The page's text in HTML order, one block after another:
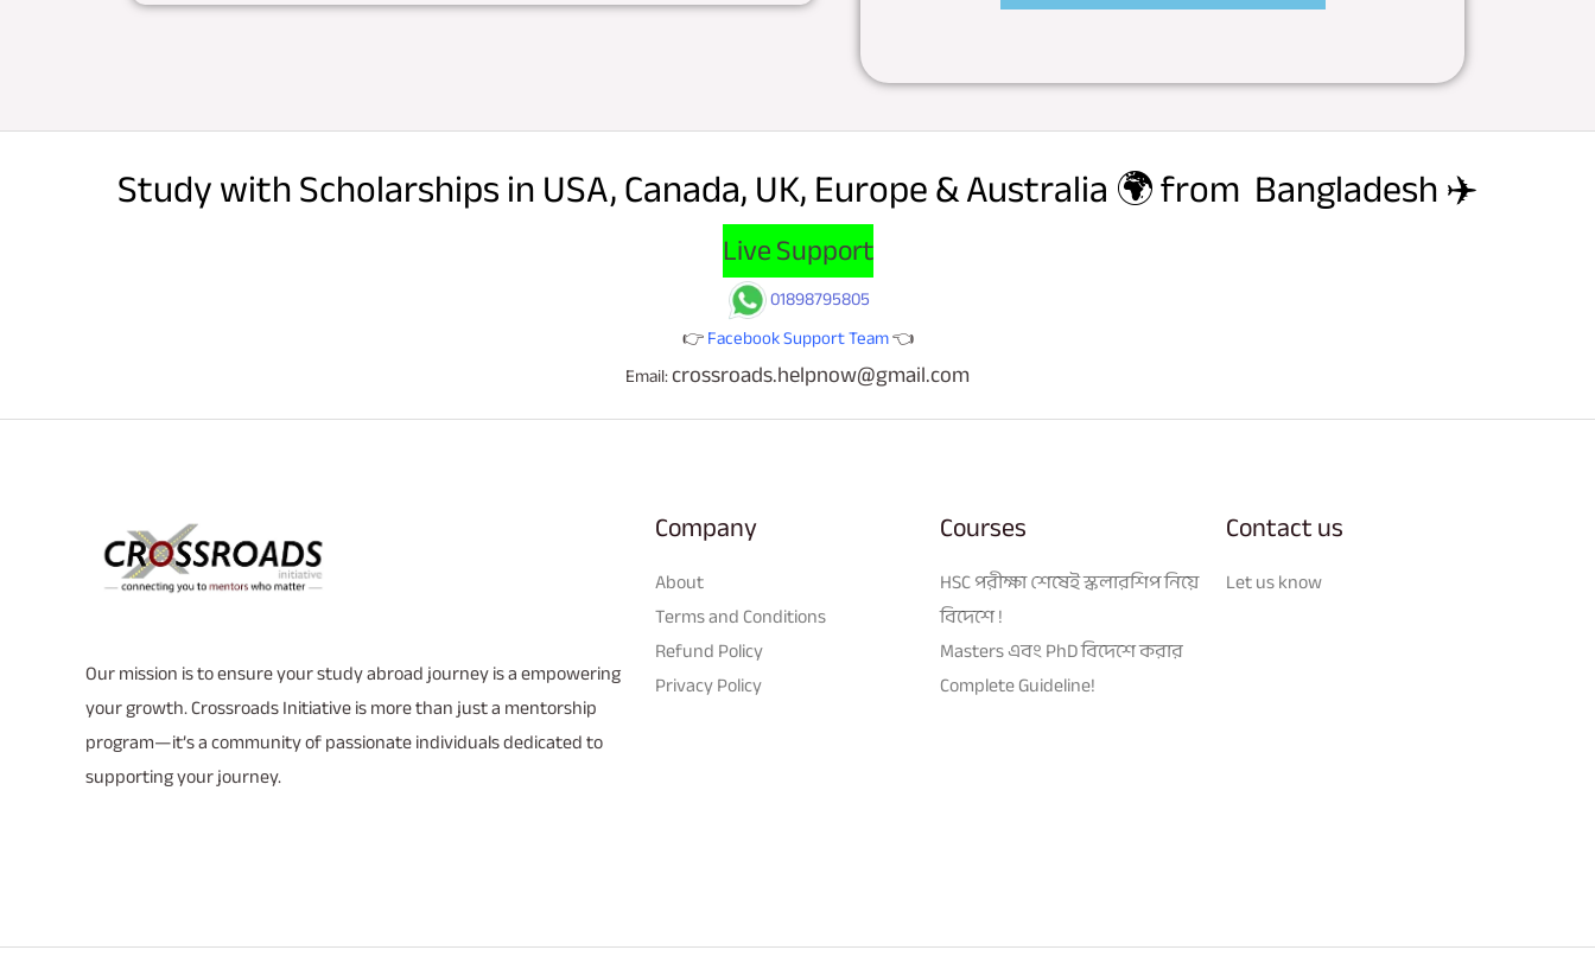
Study with Scholarships in USA, Canada, UK, Europe & Australia 🌍 from Bangladesh ✈️
Live Support
01898795805
👉Facebook Support Team👈
Email:crossroads.helpnow@gmail.com
Our mission is to ensure your study abroad journey is a empowering
your growth. Crossroads Initiative is more than just a mentorship
program—it’s a community of passionate individuals dedicated to
supporting your journey.
Company
About
Terms and Conditions
Refund Policy
Privacy Policy
Courses
HSC পরীক্ষা শেষেই স্কলারশিপ নিয়ে
বিদেশে !
Masters এবং PhD বিদেশে করার
Complete Guideline!
Contact us
Let us know